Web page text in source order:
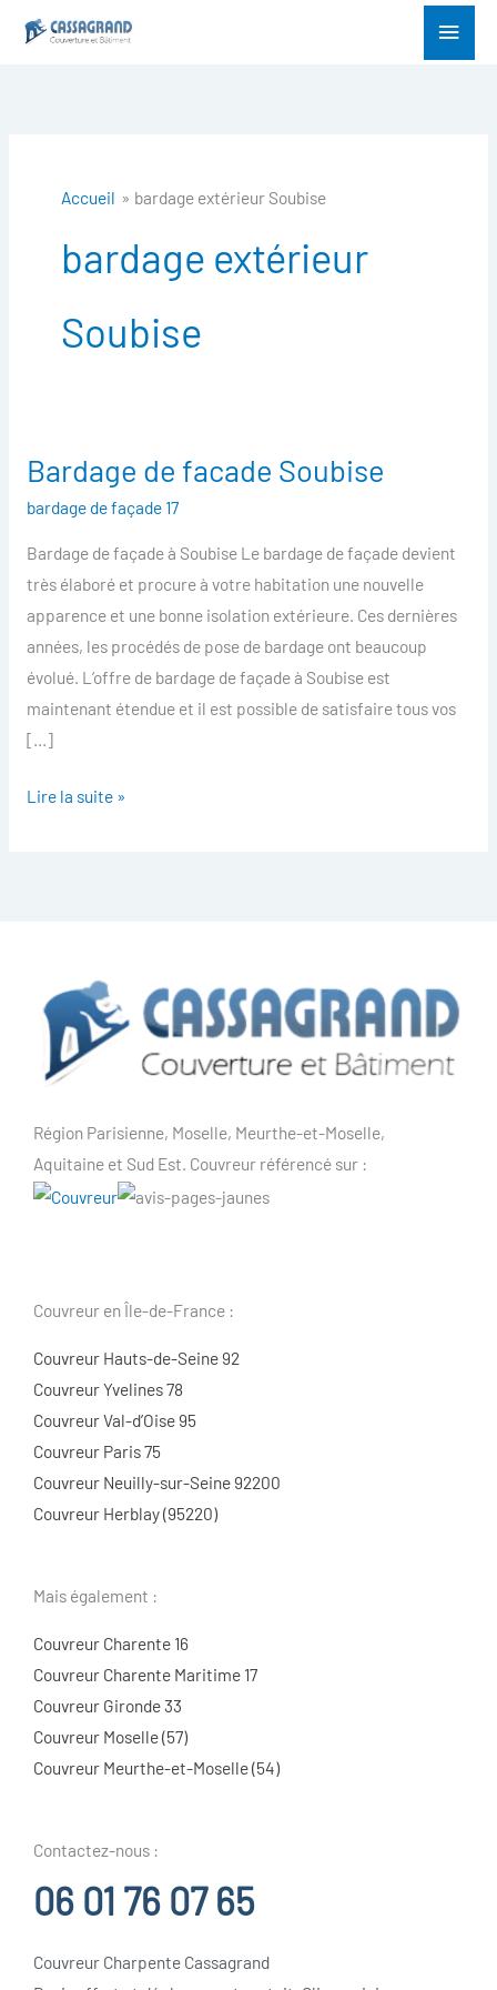
Menu
Accueil bardage extérieur Soubise
bardage extérieur
Soubise
Bardage de facade Soubise
bardage de façade 17
Bardage de façade à Soubise Le bardage de façade devient
très élaboré et procure à votre habitation une nouvelle
apparence et une bonne isolation extérieure. Ces dernières
années, les procédés de pose de bardage ont beaucoup
évolué. L’offre de bardage de façade à Soubise est
maintenant étendue et il est possible de satisfaire tous vos
[…]
Bardage
Soubise
Lire la suite »
Région Parisienne, Moselle, Meurthe-et-Moselle,
Aquitaine et Sud Est. Couvreur référencé sur :
Couvreur en Île-de-France :
Couvreur Hauts-de-Seine 92
Couvreur Yvelines 78
Couvreur Val-d’Oise 95
Couvreur Paris 75
Couvreur Neuilly-sur-Seine 92200
Couvreur Herblay (95220)
Mais également :
Couvreur Charente 16
Couvreur Charente Maritime 17
Couvreur Gironde 33
Couvreur Moselle (57)
Couvreur Meurthe-et-Moselle (54)
Contactez-nous :
06 01 76 07 65
Couvreur Charpente Cassagrand